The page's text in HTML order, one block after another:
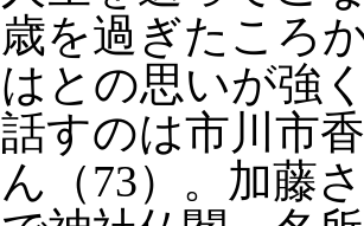
歳を過ぎたころ
はとの思いが強
話すのは市川市
ん（73）。加藤